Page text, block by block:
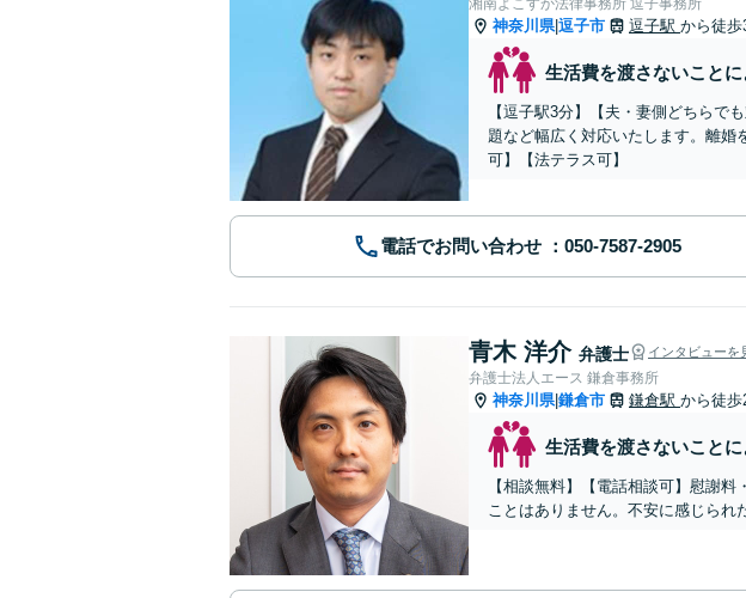
神奈川県|逗子市 逗子駅 から徒歩
生活費を渡さないこと
【逗子駅3分】【夫・妻側どちらで
題など幅広く対応いたします。離婚
可】【法テラス可】
電話でお問い合わせ
青木 洋介 弁護士 インタビューを
弁護士法人エース 鎌倉事務所
神奈川県|鎌倉市 鎌倉駅 から徒歩
生活費を渡さないこと
【相談無料】【電話相談可】慰謝
ことはありません。不安に感じられ